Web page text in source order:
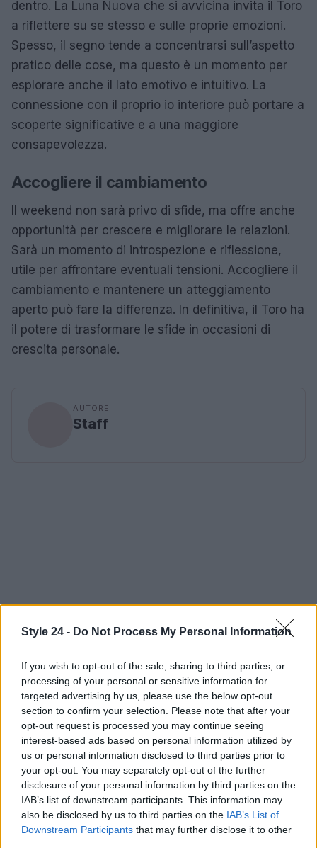
Style 24 - Do Not Process My Personal Information
If you wish to opt-out of the sale, sharing to third parties, or
processing of your personal or sensitive information for
targeted advertising by us, please use the below opt-out
section to confirm your selection. Please note that after your
opt-out request is processed you may continue seeing
interest-based ads based on personal information utilized by
us or personal information disclosed to third parties prior to
your opt-out. You may separately opt-out of the further
disclosure of your personal information by third parties on the
IAB’s list of downstream participants. This information may
also be disclosed by us to third parties on the IAB’s List of
Downstream Participants that may further disclose it to other
dentro. La Luna Nuova che si avvicina invita il Toro
a riflettere su se stesso e sulle proprie emozioni.
Spesso, il segno tende a concentrarsi sull’aspetto
pratico delle cose, ma questo è un momento per
esplorare anche il lato emotivo e intuitivo. La
connessione con il proprio io interiore può portare a
scoperte significative e a una maggiore
consapevolezza.
Accogliere il cambiamento
Il weekend non sarà privo di sfide, ma offre anche
opportunità per crescere e migliorare le relazioni.
Sarà un momento di introspezione e riflessione,
utile per affrontare eventuali tensioni. Accogliere il
cambiamento e mantenere un atteggiamento
aperto può fare la differenza. In definitiva, il Toro ha
il potere di trasformare le sfide in occasioni di
crescita personale.
AUTORE
Staff
Continua a leggere
LIFESTYLE